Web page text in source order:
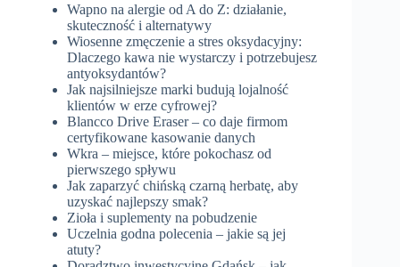
Wapno na alergie od A do Z: działanie,
skuteczność i alternatywy
Wiosenne zmęczenie a stres oksydacyjny:
Dlaczego kawa nie wystarczy i potrzebujesz
antyoksydantów?
Jak najsilniejsze marki budują lojalność
klientów w erze cyfrowej?
Blancco Drive Eraser – co daje firmom
certyfikowane kasowanie danych
Wkra – miejsce, które pokochasz od
pierwszego spływu
Jak zaparzyć chińską czarną herbatę, aby
uzyskać najlepszy smak?
Zioła i suplementy na pobudzenie
Uczelnia godna polecenia – jakie są jej
atuty?